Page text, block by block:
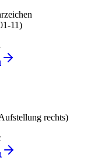
11)
rechts)